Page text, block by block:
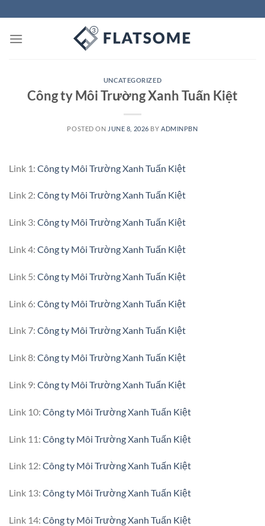
to
content
UNCATEGORIZED
Công ty Môi Trường Xanh Tuấn Kiệt
POSTED ON JUNE 8, 2026 BY ADMINPBN
Link 1: Công ty Môi Trường Xanh Tuấn Kiệt
Link 2: Công ty Môi Trường Xanh Tuấn Kiệt
Link 3: Công ty Môi Trường Xanh Tuấn Kiệt
Link 4: Công ty Môi Trường Xanh Tuấn Kiệt
Link 5: Công ty Môi Trường Xanh Tuấn Kiệt
Link 6: Công ty Môi Trường Xanh Tuấn Kiệt
Link 7: Công ty Môi Trường Xanh Tuấn Kiệt
Link 8: Công ty Môi Trường Xanh Tuấn Kiệt
Link 9: Công ty Môi Trường Xanh Tuấn Kiệt
Link 10: Công ty Môi Trường Xanh Tuấn Kiệt
Link 11: Công ty Môi Trường Xanh Tuấn Kiệt
Link 12: Công ty Môi Trường Xanh Tuấn Kiệt
Link 13: Công ty Môi Trường Xanh Tuấn Kiệt
Link 14: Công ty Môi Trường Xanh Tuấn Kiệt